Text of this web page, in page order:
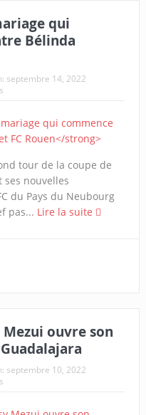
qui
Bélinda
septembre 14, 2022
tour de la coupe de
ses nouvelles
du Pays du Neubourg
pas... Lire la suite
ouvre son
septembre 10, 2022